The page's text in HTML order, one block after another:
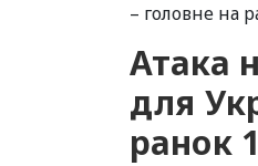
– головне на
Атака
для
ранок